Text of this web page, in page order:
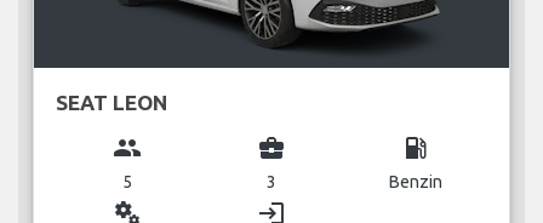
SEAT LEON
group
5
business_center
3
local_gas_station
Benzin
miscellaneous_services login